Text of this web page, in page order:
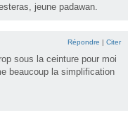
jeune padawan.
Répondre | Citer
sous la ceinture pour moi
beaucoup la simplification